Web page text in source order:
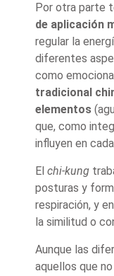
Por otra parte
de aplicación
regular la
diferentes
como
tradicional
elementos
que, como
influyen en
El chi-kung
posturas y
respiración, y
la similitud o
Aunque las
aquellos que